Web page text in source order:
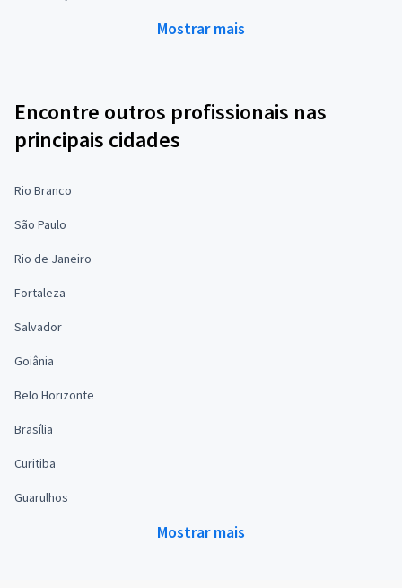
Mostrar mais
Encontre outros profissionais nas
principais cidades
Rio Branco
São Paulo
Rio de Janeiro
Fortaleza
Salvador
Goiânia
Belo Horizonte
Brasília
Curitiba
Guarulhos
Mostrar mais